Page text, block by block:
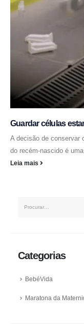
Guardar células
A decisão de conservar
do recém-nascido é
Leia mais
Categorias
BebéVida
Maratona da